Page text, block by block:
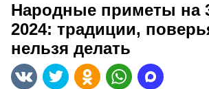
Народные приметы на
2024: традиции,
нельзя делать